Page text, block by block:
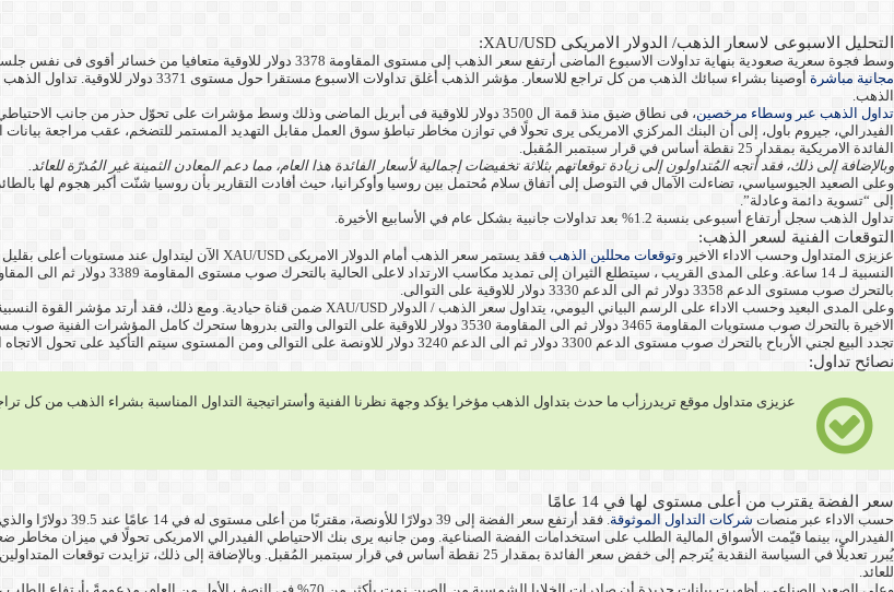
التحليل الاسبوعى لاسعار الذهب/ الدولار الامريكى XAU/USD:
وسط فجوة سعرية صعودية بنهاية تداولات الاسبوع الماضى أرتفع سعر الذهب إلى مستوى المقاومة 3378 دولار للاوقية متعافيا من خسائر أقوى فى نفس جلسة تداول الجمعة بخسائر الى مستوى الدعم 3321 دولار للاوقية وحينها ومن خلال صفحة
مجانية مباشرة
الذهب.
تداول الذهب عبر وسطاء مرخصين
، فى نطاق ضيق منذ قمة ال 3500 دولار للاوقية فى أبريل الماضى وذلك وسط مؤشرات على تحوّل حذر من
الفيدرالي، جيروم باول، إلى أن البنك المركزي الامريكى يرى تحولًا في توازن مخاطر تباطؤ سوق العمل مقابل التهديد المستمر للتضخم، عقب مراجعة
الفائدة الامريكية بمقدار 25 نقطة أساس في قرار سبتمبر المُقبل.
وبالإضافة إلى ذلك، فقد أتجه المُتداولون إلى زيادة توقعاتهم بثلاثة تخفيضات إجمالية لأسعار الفائدة هذا العام، مما دعم المعادن الثمينة غير المُدرّة للعائد.
وعلى الصعيد الجيوسياسي، تضاءلت الآمال في التوصل إلى أتفاق سلام مُحتمل بين روسيا وأوكرانيا، حيث أفادت التقارير بأن روسيا شنّت أكبر هجوم لها
إلى “تسوية دائمة وعادلة”.
تداول الذهب سجل أرتفاع أسبوعى بنسبة 1.2% بعد تداولات جانبية بشكل عام في الأسابيع الأخيرة.
التوقعات الفنية لسعر الذهب:
عزيزى المتداول وحسب الاداء الاخير وتوقعات محللين الذهب
بالتحرك صوب مستوى الدعم 3358 دولار ثم الى الدعم 3330 دولار للاوقية على التوالى.
الاخيرة بالتحرك صوب مستويات المقاومة 3465 دولار ثم الى المقاومة 3530 دولار للاوقية على التوالى
تجدد البيع لجني الأرباح بالتحرك صوب مستوى الدعم 3300 دولار ثم الى الدعم 3240 دولار للاونصة على التوالى ومن المستوى سيتم التأكيد على تحول الاتجاه العام الى هبوطى.
نصائح تداول:
عزيزى متداول موقع تريدرزأب ما حدث بتداول الذهب مؤخرا يؤكد وجهة نظرنا الفنية وأستراتيجية التداول المناسبة بشراء الذهب من كل
سعر الفضة يقترب من أعلى مستوى لها في 14 عامًا
حسب الاداء عبر منصات شركات التداول الموثوقة
. فقد أرتفع سعر
الفيدرالي، بينما قيّمت الأسواق المالية الطلب على استخدامات الفضة الصناعية. ومن جانبه يرى بنك الاحتياطي الفيدرالي الامريكى تحولًا في ميزان
يُبرر تعديلًا في السياسة النقدية يُترجم إلى خفض سعر الفائدة بمقدار 25 نقطة أساس في قرار سبتمبر المُقبل. وبالإضافة إلى ذلك، تزايدت توقعات المتداولين بخفض
للعائد.